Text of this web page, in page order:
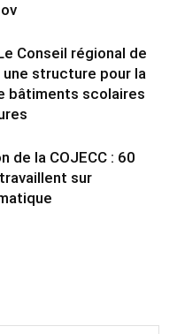
Conseil régional de
une structure pour la
bâtiments scolaires
de la COJECC : 60
sur